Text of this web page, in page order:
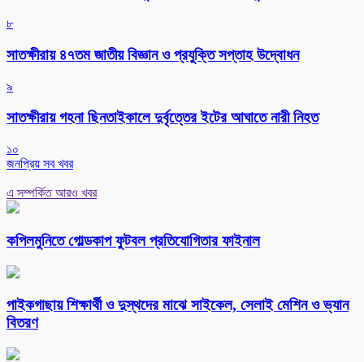
৮
সাতক্ষীরায় ৪৭তম জাতীয় বিজ্ঞান ও প্রযুক্তি সপ্তাহ উদ্বোধন
৯
সাতক্ষীরায় গহনা ছিনতাইকালে দুর্বৃত্তের ইটের আঘাতে নারী নিহত
১০
জনপ্রিয় সব খবর
এ সম্পর্কিত আরও খবর
কপিলমুনিতে গোল্ডকাপ ফুটবল প্রতিযোগিতার ফাইনাল
পাইকগাছায় শিক্ষার্থী ও দুস্থদের মাঝে সাইকেল, সেলাই মেশিন ও ভ্যান
বিতরণ